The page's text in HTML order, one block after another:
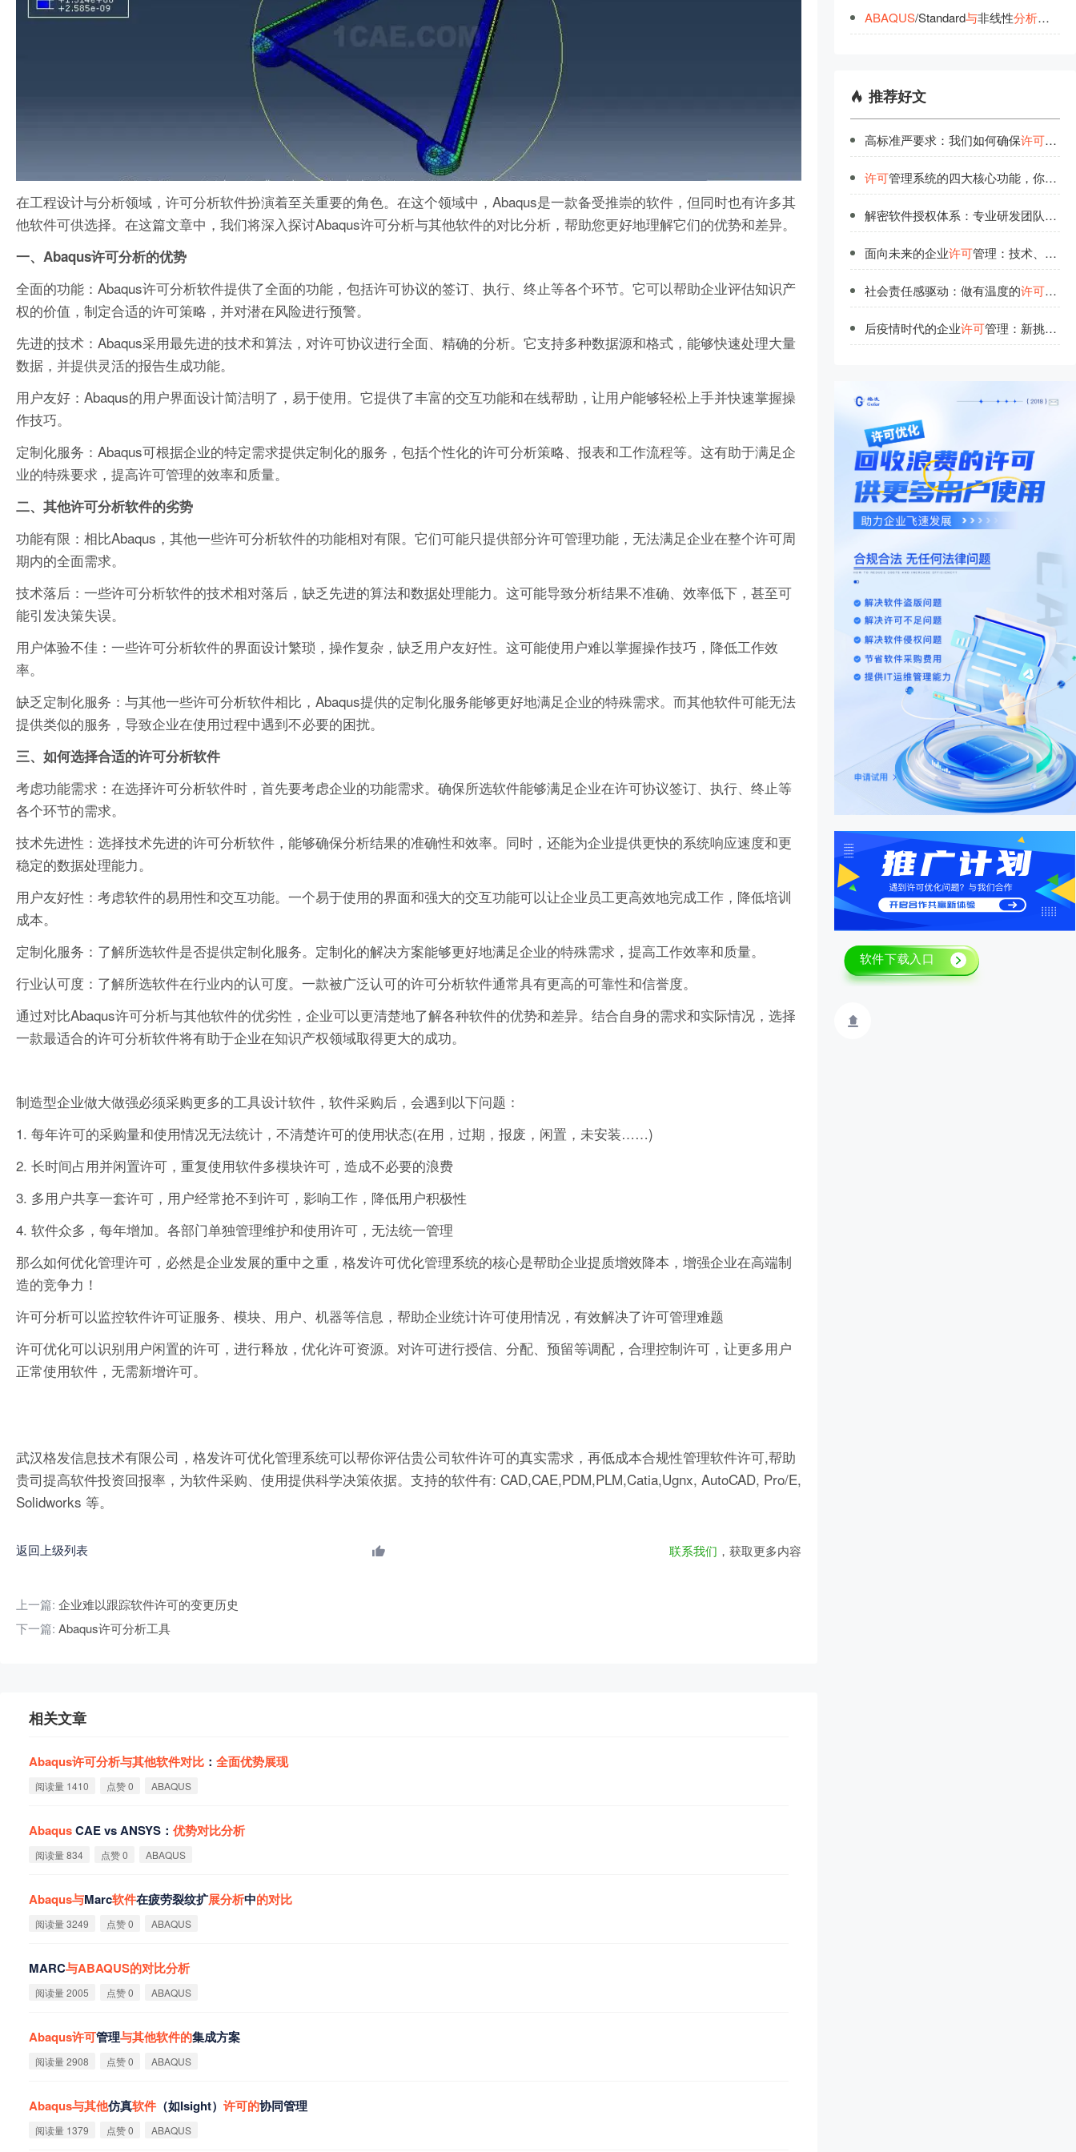
在工程设计与分析领域，许可分析软件扮演着至关重要的角色。在这个领域中，Abaqus是一款备受推崇的软件，但同时也有许多其
他软件可供选择。在这篇文章中，我们将深入探讨Abaqus许可分析与其他软件的对比分析，帮助您更好地理解它们的优势和差异。
一、Abaqus许可分析的优势
全面的功能：Abaqus许可分析软件提供了全面的功能，包括许可协议的签订、执行、终止等各个环节。它可以帮助企业评估知识产
权的价值，制定合适的许可策略，并对潜在风险进行预警。
先进的技术：Abaqus采用最先进的技术和算法，对许可协议进行全面、精确的分析。它支持多种数据源和格式，能够快速处理大量
数据，并提供灵活的报告生成功能。
用户友好：Abaqus的用户界面设计简洁明了，易于使用。它提供了丰富的交互功能和在线帮助，让用户能够轻松上手并快速掌握操
作技巧。
定制化服务：Abaqus可根据企业的特定需求提供定制化的服务，包括个性化的许可分析策略、报表和工作流程等。这有助于满足企
业的特殊要求，提高许可管理的效率和质量。
二、其他许可分析软件的劣势
功能有限：相比Abaqus，其他一些许可分析软件的功能相对有限。它们可能只提供部分许可管理功能，无法满足企业在整个许可周
期内的全面需求。
技术落后：一些许可分析软件的技术相对落后，缺乏先进的算法和数据处理能力。这可能导致分析结果不准确、效率低下，甚至可
能引发决策失误。
用户体验不佳：一些许可分析软件的界面设计繁琐，操作复杂，缺乏用户友好性。这可能使用户难以掌握操作技巧，降低工作效
率。
缺乏定制化服务：与其他一些许可分析软件相比，Abaqus提供的定制化服务能够更好地满足企业的特殊需求。而其他软件可能无法
提供类似的服务，导致企业在使用过程中遇到不必要的困扰。
三、如何选择合适的许可分析软件
考虑功能需求：在选择许可分析软件时，首先要考虑企业的功能需求。确保所选软件能够满足企业在许可协议签订、执行、终止等
各个环节的需求。
技术先进性：选择技术先进的许可分析软件，能够确保分析结果的准确性和效率。同时，还能为企业提供更快的系统响应速度和更
稳定的数据处理能力。
用户友好性：考虑软件的易用性和交互功能。一个易于使用的界面和强大的交互功能可以让企业员工更高效地完成工作，降低培训
成本。
定制化服务：了解所选软件是否提供定制化服务。定制化的解决方案能够更好地满足企业的特殊需求，提高工作效率和质量。
行业认可度：了解所选软件在行业内的认可度。一款被广泛认可的许可分析软件通常具有更高的可靠性和信誉度。
通过对比Abaqus许可分析与其他软件的优劣性，企业可以更清楚地了解各种软件的优势和差异。结合自身的需求和实际情况，选择
一款最适合的许可分析软件将有助于企业在知识产权领域取得更大的成功。
制造型企业做大做强必须采购更多的工具设计软件，软件采购后，会遇到以下问题：
1. 每年许可的采购量和使用情况无法统计，不清楚许可的使用状态(在用，过期，报废，闲置，未安装……)
2. 长时间占用并闲置许可，重复使用软件多模块许可，造成不必要的浪费
3. 多用户共享一套许可，用户经常抢不到许可，影响工作，降低用户积极性
4. 软件众多，每年增加。各部门单独管理维护和使用许可，无法统一管理
那么如何优化管理许可，必然是企业发展的重中之重，格发许可优化管理系统的核心是帮助企业提质增效降本，增强企业在高端制
造的竞争力！
许可分析可以监控软件许可证服务、模块、用户、机器等信息，帮助企业统计许可使用情况，有效解决了许可管理难题
许可优化可以识别用户闲置的许可，进行释放，优化许可资源。对许可进行授信、分配、预留等调配，合理控制许可，让更多用户
正常使用软件，无需新增许可。
武汉格发信息技术有限公司，格发许可优化管理系统可以帮你评估贵公司软件许可的真实需求，再低成本合规性管理软件许可,帮助
贵司提高软件投资回报率，为软件采购、使用提供科学决策依据。支持的软件有: CAD,CAE,PDM,PLM,Catia,Ugnx, AutoCAD, Pro/E,
Solidworks 等。
返回上级列表 联系我们 ，获取更多内容
上一篇: 企业难以跟踪软件许可的变更历史
下一篇: Abaqus许可分析工具
相关文章
Abaqus许可分析与其他软件对比 ： 全面优势展现
阅读量 1410 点赞 0 ABAQUS
AbaqusCAE vs ANSYS： 优势对比分析
阅读量 834 点赞 0 ABAQUS
Abaqus与Marc软件在疲劳裂纹扩展分析中的对比
阅读量 3249 点赞 0 ABAQUS
MARC与ABAQUS的对比分析
阅读量 2005 点赞 0 ABAQUS
Abaqus许可管理与其他软件的集成方案
阅读量 2908 点赞 0 ABAQUS
Abaqus与其他仿真软件 （如Isight） 许可的协同管理
阅读量 1379 点赞 0 ABAQUS
ABAQUS/Standard与非线性分析的
推荐好文
高标准严要求：我们如何确保许可管理
许可管理系统的四大核心功能，你都了解吗？
解密软件授权体系：专业研发团队的技术解读
面向未来的企业许可管理：技术、流程与人才的协同进化
社会责任感驱动：做有温度的许可管理
后疫情时代的企业许可管理：新挑战与新机遇